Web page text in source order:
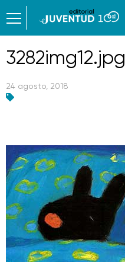
3282img12.jpg
24 agosto, 2018